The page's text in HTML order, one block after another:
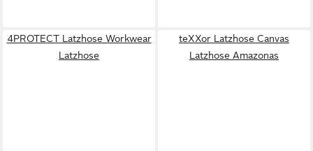
4PROTECT Latzhose Workwear
Latzhose
teXXor Latzhose Canvas
Latzhose Amazonas